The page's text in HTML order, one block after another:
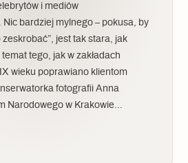
i mediów
Nic bardziej mylnego – pokusa, by
jest tak stara, jak
tego, jak w zakładach
wieku poprawiano klientom
fotografii Anna
Narodowego w Krakowie…